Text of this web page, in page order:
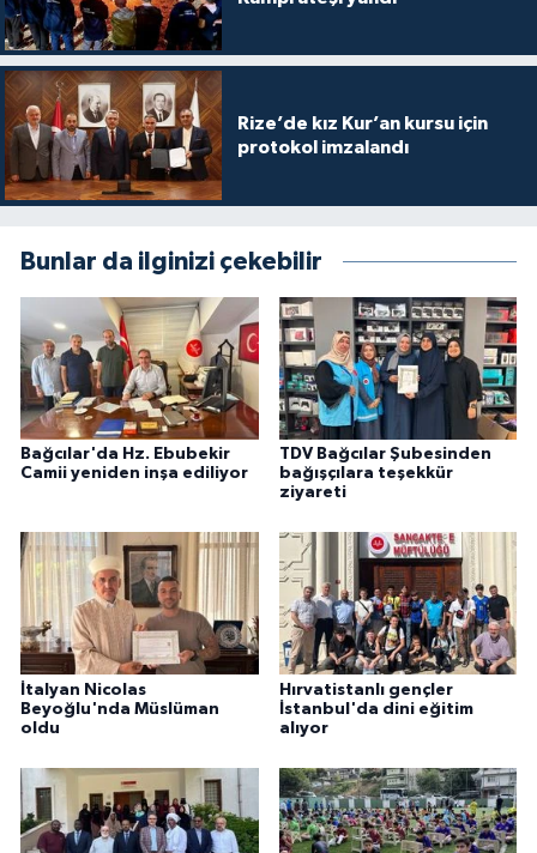
Rize’de kız Kur’an kursu için
protokol imzalandı
Bunlar da ilginizi çekebilir
Bağcılar'da Hz. Ebubekir
Camii yeniden inşa ediliyor
TDV Bağcılar Şubesinden
bağışçılara teşekkür
ziyareti
İtalyan Nicolas
Beyoğlu'nda Müslüman
oldu
Hırvatistanlı gençler
İstanbul'da dini eğitim
alıyor
Konya Müftülüğü
Kütahya Müftülüğü
Malatya Müftülüğü
Mersin Müftülüğü
Muğla Müftülüğü
Muş Müftülüğü
Nevşehir Müftülüğü
Niğde Müftülüğü
Ordu Müftülüğü
Osmaniye Müftülüğü
Rize Müftülüğü
Sakarya Müftülüğü